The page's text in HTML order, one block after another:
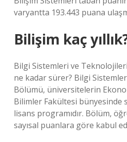
varyantta 193.443 puana
Bilişim kaç
Bilgi Sistemleri ve
ne kadar sürer? Bilgi
Bölümü, üniversitelerin
Bilimler Fakültesi bünyesinde
lisans programıdır. Bölüm,
sayısal puanlara göre kabul